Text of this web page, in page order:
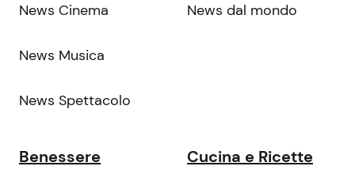
News Cinema
News Musica
News Spettacolo
News dal mondo
Benessere Cucina e Ricette